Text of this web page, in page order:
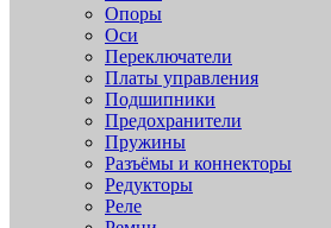
Опоры
Оси
Переключатели
Платы управления
Подшипники
Предохранители
Пружины
Разъёмы и коннекторы
Редукторы
Реле